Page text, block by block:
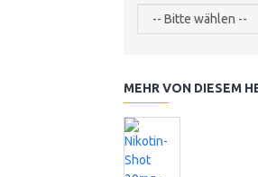
MEHR VON DIESEM